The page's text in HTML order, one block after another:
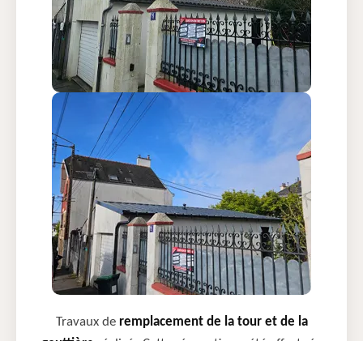
Travaux de remplacement de la tour et de la